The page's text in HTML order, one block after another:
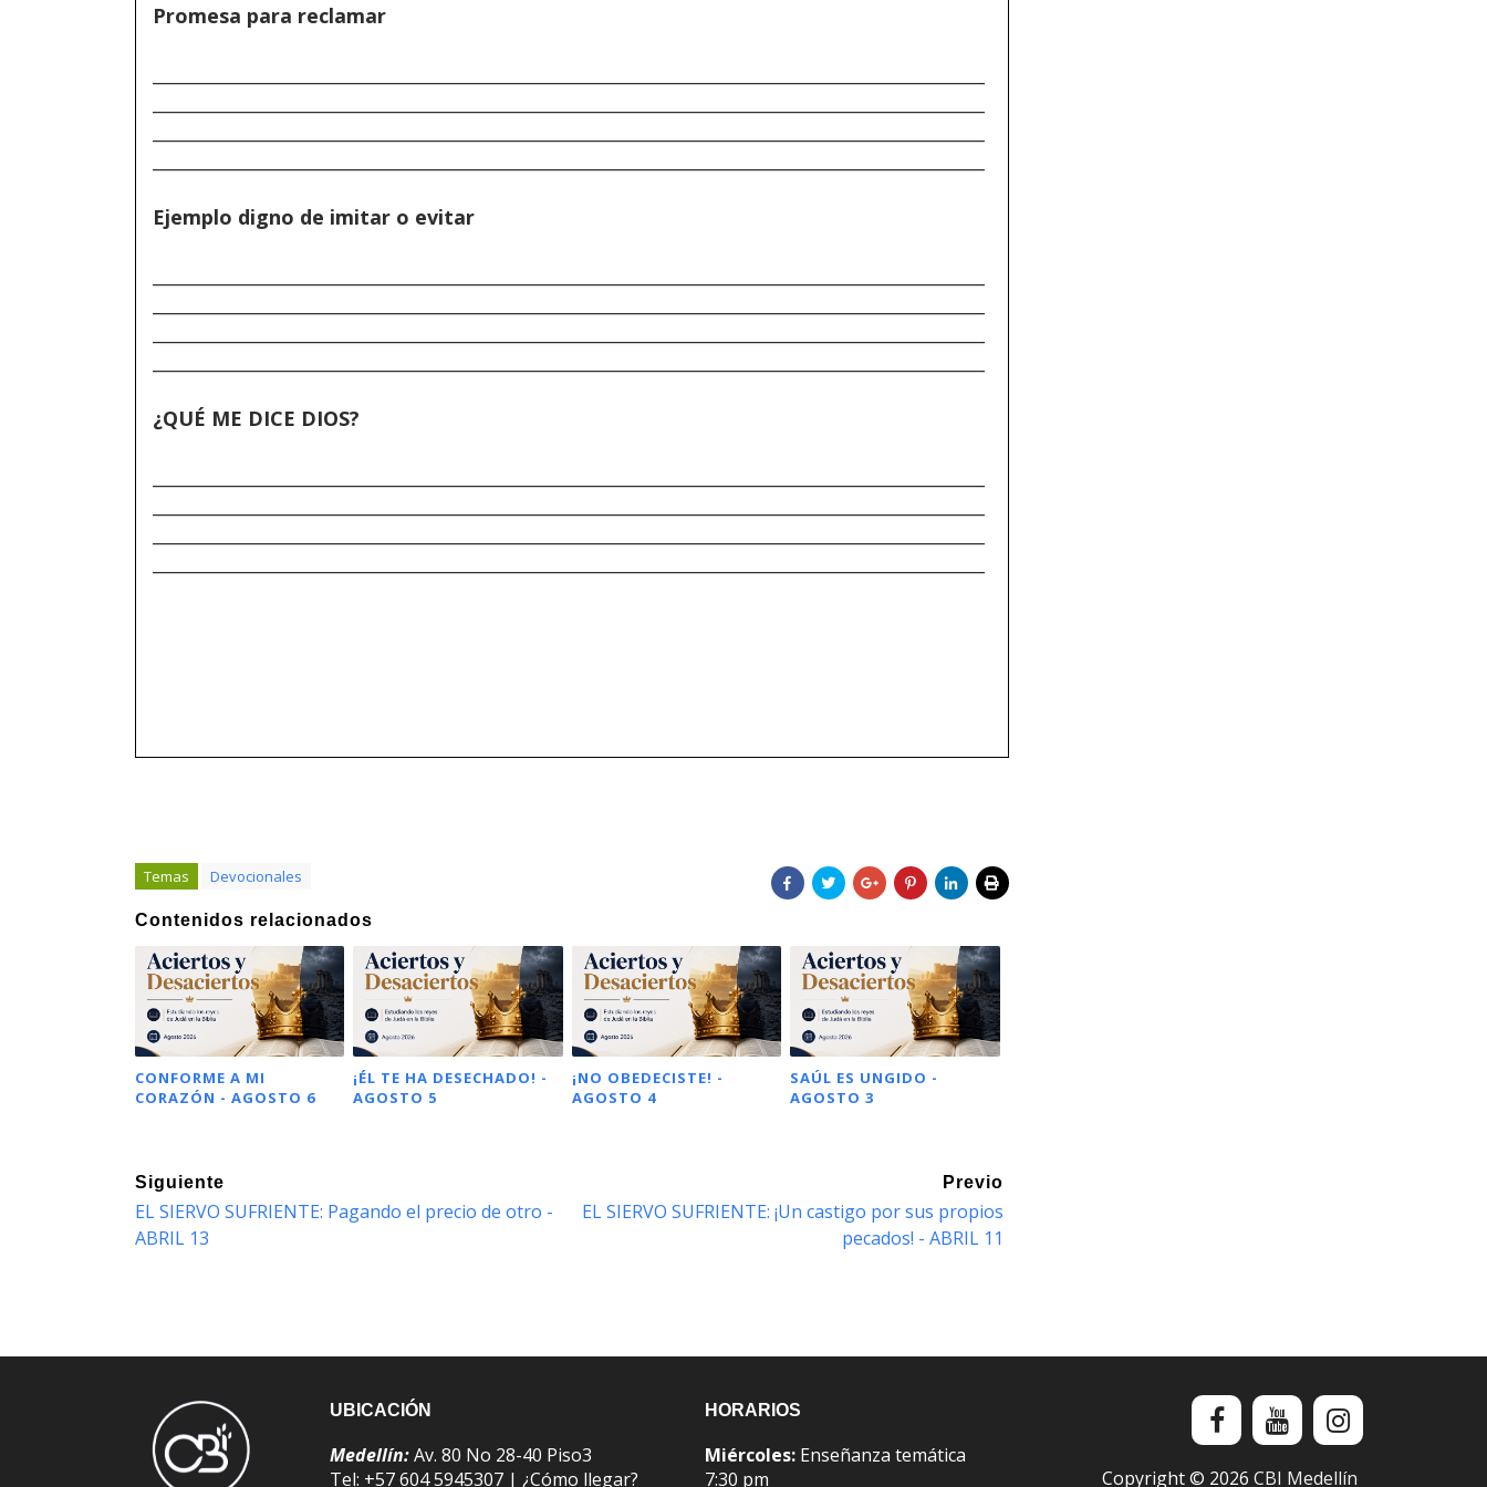
Promesa para reclamar
Ejemplo digno de imitar o evitar
¿QUÉ ME DICE DIOS?
Temas Devocionales
Contenidos relacionados
CONFORME A MI
CORAZÓN - AGOSTO 6
¡ÉL TE HA DESECHADO! -
AGOSTO 5
¡NO OBEDECISTE! -
AGOSTO 4
SAÚL ES UNGIDO -
AGOSTO 3
Siguiente
EL SIERVO SUFRIENTE: Pagando el precio de otro -
ABRIL 13
Previo
EL SIERVO SUFRIENTE: ¡Un castigo por sus propios
pecados! - ABRIL 11
UBICACIÓN
Medellín:Av. 80 No 28-40 Piso3
Tel: +57 604 5945307 | ¿Cómo llegar?
HORARIOS
Miércoles: Enseñanza temática
7:30 pm
Copyright © 2026 CBI Medellín